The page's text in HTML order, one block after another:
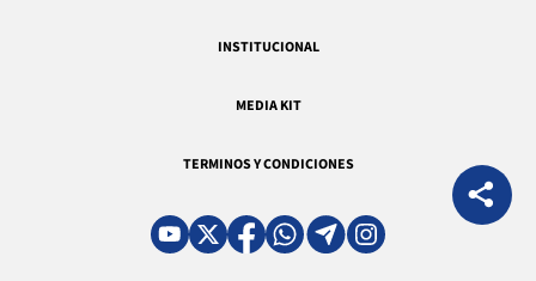
INSTITUCIONAL
MEDIA KIT
TERMINOS Y CONDICIONES